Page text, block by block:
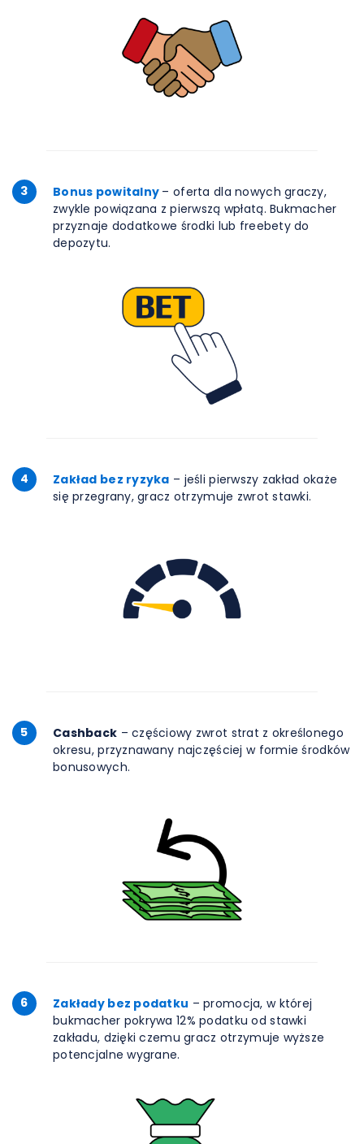
3 Bonus powitalny – oferta dla nowych graczy,
zwykle powiązana z pierwszą wpłatą. Bukmacher
przyznaje dodatkowe środki lub freebety do
depozytu.
4 Zakład bez ryzyka – jeśli pierwszy zakład okaże
się przegrany, gracz otrzymuje zwrot stawki.
5 Cashback – częściowy zwrot strat z określonego
okresu, przyznawany najczęściej w formie środków
bonusowych.
6 Zakłady bez podatku – promocja, w której
bukmacher pokrywa 12% podatku od stawki
zakładu, dzięki czemu gracz otrzymuje wyższe
potencjalne wygrane.